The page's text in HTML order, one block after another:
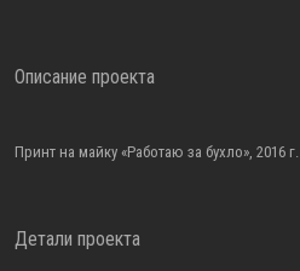
Описание проекта
Принт на майку «Работаю за бухло», 2016 г.
Детали проекта